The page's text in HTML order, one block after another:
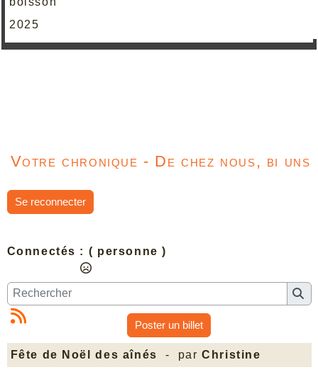
2025
Votre chronique - De chez nous, bi uns
Se reconnecter
Connectés : ( personne )
Poster un billet
Fête de Noël des aînés - parChristine